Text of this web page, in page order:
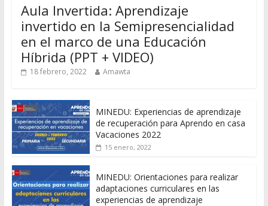
Aula Invertida: Aprendizaje
invertido en la Semipresencialidad
en el marco de una Educación
Híbrida (PPT + VIDEO)
18 febrero, 2022 Amawta
MINEDU: Experiencias de aprendizaje
de recuperación para Aprendo en casa
Vacaciones 2022
15 enero, 2022
MINEDU: Orientaciones para realizar
adaptaciones curriculares en las
experiencias de aprendizaje